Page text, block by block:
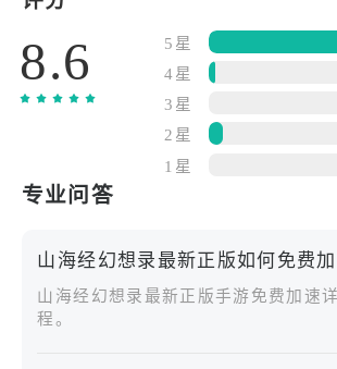
之下，构建以探索为核心，趣味十足
100 段动画影像，为你带来身临其境
海世界神秘面纱的大幕缓缓拉开。​
■▶ 绚丽多彩的技能组合，对战级 “战
兽专属技能与华丽连招，通过合体技
攻击，施展技能期间也可操纵角色灵
人惊叹的战斗乐趣！​
大规模阵营战。每个服务器最多支持
战，快来参与这场盛大的争夺吧。​
■▶ 另一个社群，真正的 MMORPG “
8.6
5星
4星
3星
2星
1星
专业问答
山海经幻想录最新正版如何免费
山海经幻想录最新正版手游免费加速
程。